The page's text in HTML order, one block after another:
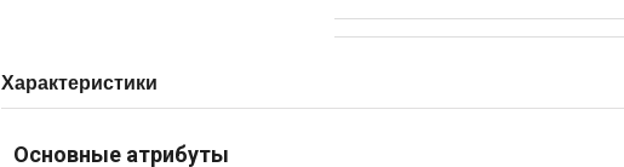
Характеристики
Основные атрибуты